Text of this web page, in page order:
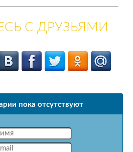
С ДРУЗЬЯМИ
пока отсутствуют